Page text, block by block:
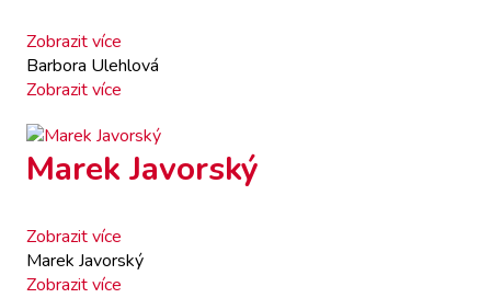
Zobrazit více
Barbora Ulehlová
Zobrazit více
Marek Javorský
Zobrazit více
Marek Javorský
Zobrazit více